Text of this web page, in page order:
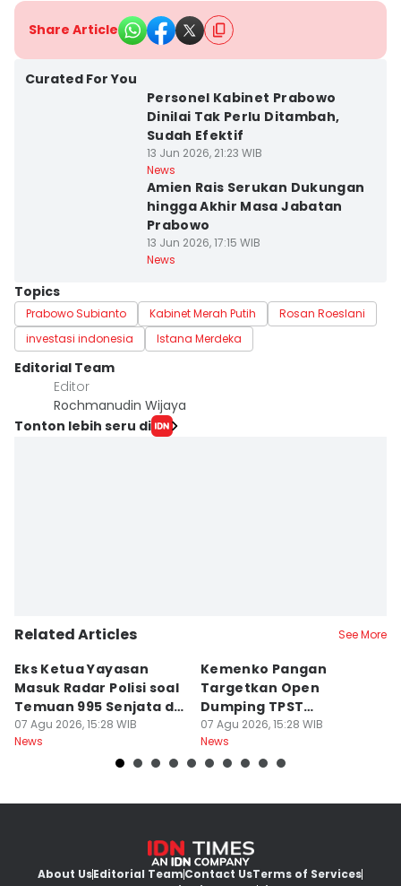
Share Article
Curated For You
Personel Kabinet Prabowo
Dinilai Tak Perlu Ditambah,
Sudah Efektif
13 Jun 2026, 21:23 WIB
News
Amien Rais Serukan Dukungan
hingga Akhir Masa Jabatan
Prabowo
13 Jun 2026, 17:15 WIB
News
Topics
Prabowo Subianto Kabinet Merah Putih
Rosan Roeslani
investasi indonesia
Istana Merdeka
Editorial Team
Editor
Rochmanudin Wijaya
Tonton lebih seru di
Related Articles See More
Eks Ketua Yayasan
Masuk Radar Polisi soal
Temuan 995 Senjata di
Sekolah
07 Agu 2026, 15:28 WIB
News
Kemenko Pangan
Targetkan Open
Dumping TPST
Bantargebang Berakhir
2027
07 Agu 2026, 15:28 WIB
News
About UsEditorial TeamContact UsTerms of Services